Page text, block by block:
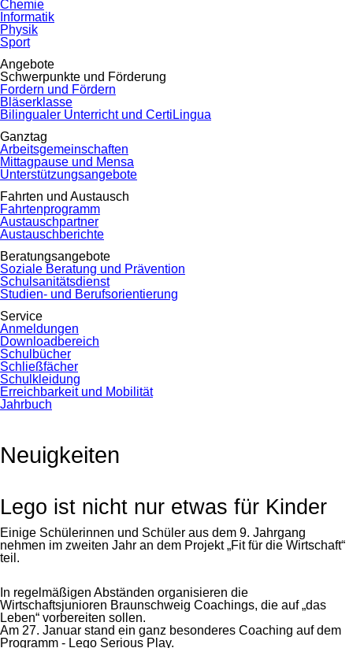
Chemie
Informatik
Physik
Sport
Angebote
Schwerpunkte und Förderung
Fordern und Fördern
Bläserklasse
Bilingualer Unterricht und CertiLingua
Ganztag
Arbeitsgemeinschaften
Mittagpause und Mensa
Unterstützungsangebote
Fahrten und Austausch
Fahrtenprogramm
Austauschpartner
Austauschberichte
Beratungsangebote
Soziale Beratung und Prävention
Schulsanitätsdienst
Studien- und Berufsorientierung
Service
Anmeldungen
Downloadbereich
Schulbücher
Schließfächer
Schulkleidung
Erreichbarkeit und Mobilität
Jahrbuch
Neuigkeiten
Lego ist nicht nur etwas für Kinder
Einige Schülerinnen und Schüler aus dem 9. Jahrgang
nehmen im zweiten Jahr an dem Projekt „Fit für die Wirtschaft“
teil.
In regelmäßigen Abständen organisieren die
Wirtschaftsjunioren Braunschweig Coachings, die auf „das
Leben“ vorbereiten sollen.
Am 27. Januar stand ein ganz besonderes Coaching auf dem
Programm - Lego Serious Play.